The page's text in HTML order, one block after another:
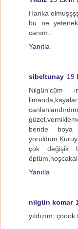
Harika
bu ne
canım...
Yanıtla
sibeltunay 19
Nilgün'cüm
bende boya
çok değişik
Yanıtla
nilgün komar
yıldızım;